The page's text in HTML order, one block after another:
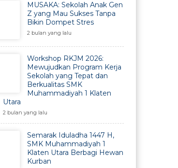
MUSAKA: Sekolah Anak Gen
Z yang Mau Sukses Tanpa
Bikin Dompet Stres
2 bulan yang lalu
Workshop RKJM 2026:
Mewujudkan Program Kerja
Sekolah yang Tepat dan
Berkualitas SMK
Muhammadiyah 1 Klaten
Utara
2 bulan yang lalu
Semarak Iduladha 1447 H,
SMK Muhammadiyah 1
Klaten Utara Berbagi Hewan
Kurban